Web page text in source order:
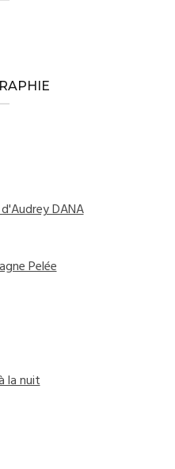
DANA
Pelée
la nuit